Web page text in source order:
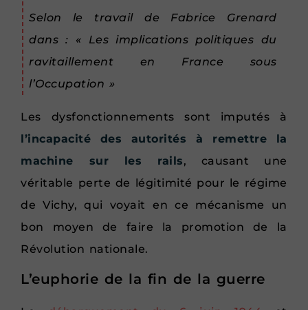
Selon le travail de Fabrice Grenard
dans : « Les implications politiques du
ravitaillement en France sous
l’Occupation »
Les dysfonctionnements sont imputés à
l’incapacité des autorités à remettre la
machine sur les rails, causant une
véritable perte de légitimité pour le régime
de Vichy, qui voyait en ce mécanisme un
bon moyen de faire la promotion de la
Révolution nationale.
L’euphorie de la fin de la guerre